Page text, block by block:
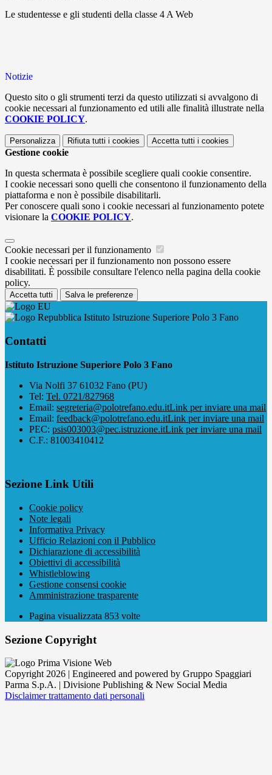
Le studentesse e gli studenti della classe 4 A Web
Notizie
Questo sito o gli strumenti terzi da questo utilizzati si avvalgono di
cookie necessari al funzionamento ed utili alle finalità illustrate nella
COOKIE POLICY.
Personalizza Rifiuta tutti i cookies Accetta tutti i cookies
Gestione cookie
In questa schermata è possibile scegliere quali cookie consentire.
I cookie necessari sono quelli che consentono il funzionamento della
piattaforma e non è possibile disabilitarli.
Per conoscere quali sono i cookie necessari al funzionamento potete
visionare la COOKIE POLICY.
Cookie necessari per il funzionamento
I cookie necessari per il funzionamento non possono essere
disabilitati. È possibile consultare l'elenco nella pagina della cookie
policy.
Accetta tutti Salva le preferenze
Istituto Istruzione Superiore Polo 3 Fano
Contatti
Istituto Istruzione Superiore Polo 3 Fano
Via Nolfi 37 61032 Fano (PU)
Tel: Tel. 0721/827968
Email: segreteria@polotrefano.e​du.itLink per inviare una mail
Email: feedback@polotrefano.edu.itLink per inviare una mail
PEC: psis003003@pec.istruzione.itLink per inviare una mail
C.F.: 81003410412
Sezione Link Utili
Cookie policy
Note legali
Informativa Privacy
Ufficio Relazioni con il Pubblico
Dichiarazione di accessibilità
Obiettivi di accessibilità
Whistleblowing
Gestione consensi cookie
Amministrazione trasparente
Pagina visualizzata 853 volte
Sezione Copyright
Copyright 2026 | Engineered and powered by Gruppo Spaggiari
Parma S.p.A. | Divisione Publishing & New Social Media
Disclaimer trattamento dati personali